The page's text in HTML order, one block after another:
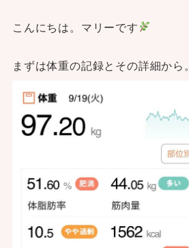
こんにちは。マリーです
まずは体重の記録とその詳細から。